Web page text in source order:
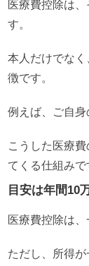
医療費控除は
す。
本人だけでな
徴です。
例えば、ご自身
こうした医療
てくる仕組みで
目安は年間10
医療費控除は
ただし、所得